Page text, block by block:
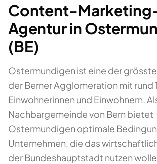
Content-
Agentur in
(BE)
Ostermundigen ist eine der
der Berner Agglomeration mit rund
Einwohnerinnen und Einwohnern.
Nachbargemeinde von Bern bietet
Ostermundigen optimale
Unternehmen, die das
der Bundeshauptstadt nutzen